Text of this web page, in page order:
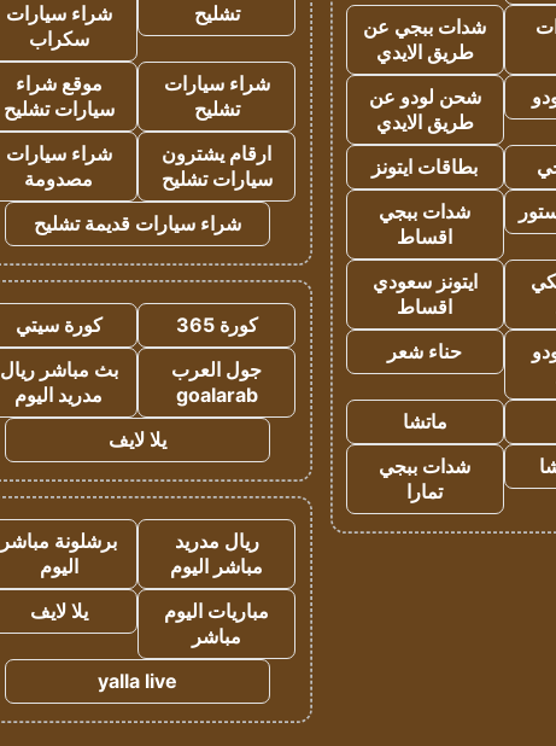
شدات ببجي عن
طريق الايدي
شحن لودو عن
طريق الايدي
بطاقات ايتونز
شدات ببجي
اقساط
ايتونز سعودي
اقساط
حناء شعر
ماتشا
شدات ببجي
تمارا
تشليح
شراء سيارات
سكراب
شراء سيارات
تشليح
موقع شراء
سيارات تشليح
ارقام يشترون
سيارات تشليح
شراء سيارات
مصدومة
شراء سيارات قديمة تشليح
كورة 365
كورة سيتي
جول العرب
goalarab
بث مباشر ريال
مدريد اليوم
يلا لايف
ريال مدريد
مباشر اليوم
برشلونة مباشر
اليوم
مباريات اليوم
مباشر
يلا لايف
yalla live